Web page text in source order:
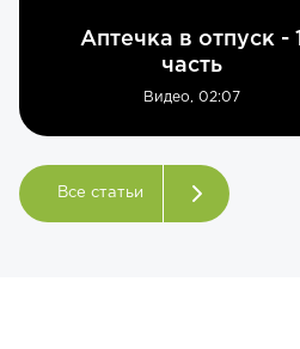
Аптечка в отпуск - 1
часть
Видео, 02:07
Все статьи